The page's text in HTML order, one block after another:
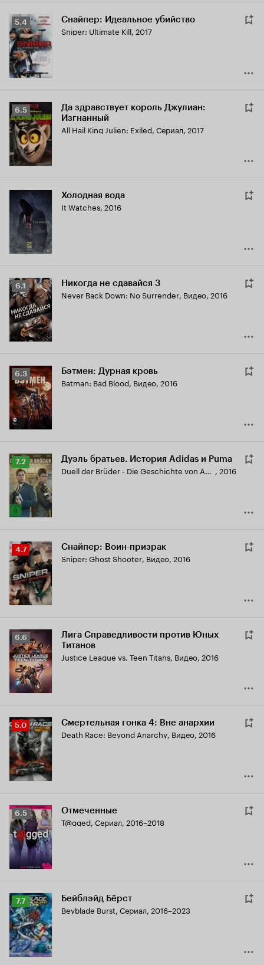
Рейтинг
Кинопоиска
5.4
5.4 Снайпер: Идеальное убийство
Sniper: Ultimate Kill, 2017
Рейтинг
Кинопоиска
6.5
6.5
Да здравствует король Джулиан:
Изгнанный
All Hail King Julien: Exiled, Сериал, 2017
Холодная вода
It Watches, 2016
Рейтинг
Кинопоиска
6.1
6.1 Никогда не сдавайся 3
Never Back Down: No Surrender, Видео, 2016
Рейтинг
Кинопоиска
6.3
6.3 Бэтмен: Дурная кровь
Batman: Bad Blood, Видео, 2016
Рейтинг
Кинопоиска
7.2
7.2 Дуэль братьев. История Adidas и Puma
Duell der Brüder - Die Geschichte von Adidas und Puma , 2016
Рейтинг
Кинопоиска
4.7
4.7 Снайпер: Воин-призрак
Sniper: Ghost Shooter, Видео, 2016
Рейтинг
Кинопоиска
6.6
6.6
Лига Справедливости против Юных
Титанов
Justice League vs. Teen Titans, Видео, 2016
Рейтинг
Кинопоиска
5.0
5.0 Смертельная гонка 4: Вне анархии
Death Race: Beyond Anarchy, Видео, 2016
Рейтинг
Кинопоиска
6.5
6.5 Отмеченные
T@gged, Сериал, 2016–2018
Рейтинг
Кинопоиска
7.7
7.7 Бейблэйд Бёрст
Beyblade Burst, Сериал, 2016–2023